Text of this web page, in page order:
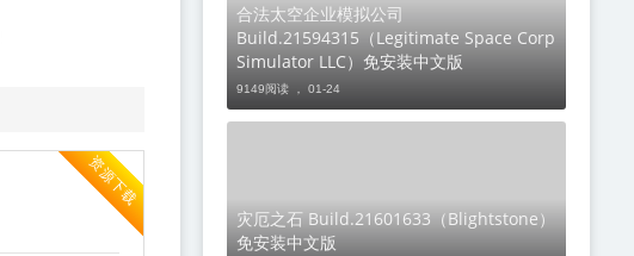
资源下载
合法太空企业模拟公司
Build.21594315（Legitimate Space Corp
Simulator LLC）免安装中文版
9149阅读 ， 01-24
灾厄之石 Build.21601633（Blightstone）
免安装中文版